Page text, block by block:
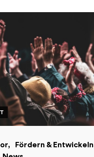
Fördern & Entwickeln